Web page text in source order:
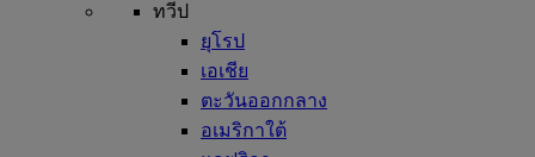
ทวีป
ยุโรป
เอเชีย
ตะวันออกกลาง
อเมริกาใต้